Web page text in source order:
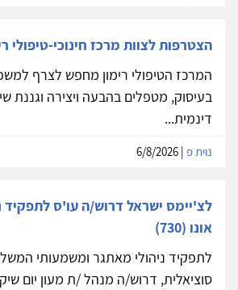
הצטרפות לצוות מרכז חינוכי-טיפולי
המרכז הטיפולי רימון מחפש לצרף
בעיסוק, מטפלים בהבעה ויצירה וגננת
דינמית...
נוית פ
לצ'יימס ישראל דרוש/ה עו'ס לתפקיד
אונו (730)
לתפקיד ניהולי מאתגר ומשמעותי
סוציאלית, דרוש/ה מנהל /ת מעון יום